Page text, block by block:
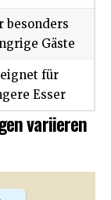
besonders
Gäste
für
Esser
variieren